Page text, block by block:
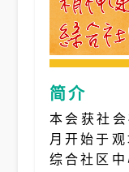
简介
本会获社
月开始于
综合社区